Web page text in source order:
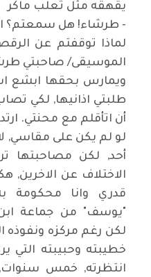
يقهقه مثل ثعلب ماكر
- طرشاء! هل سمعتم؟
لماذا توقفتم عن
الموسيقى/ صاحبتي
ويمارس بحقها ابشع
طلبتي اذانيها, لكي
أن اتأقلم مع محنتي.
لو لم يكن على مقاسي,
أحد, لكن مصاحبتها
الاختلاف عن الاخرين,
قدري وانا محكومة
"يوسف" من جماعة
لكن رغم مركزه ونفوذه
خطيبته وحبيبته التي
انتظرته, خمس